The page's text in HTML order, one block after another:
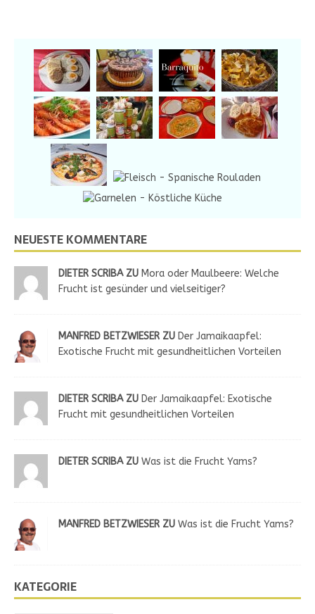
NEUESTE KOMMENTARE
DIETER SCRIBA ZU Mora oder Maulbeere: Welche
Frucht ist gesünder und vielseitiger?
MANFRED BETZWIESER ZU Der Jamaikaapfel:
Exotische Frucht mit gesundheitlichen Vorteilen
DIETER SCRIBA ZU Der Jamaikaapfel: Exotische
Frucht mit gesundheitlichen Vorteilen
DIETER SCRIBA ZU Was ist die Frucht Yams?
MANFRED BETZWIESER ZU Was ist die Frucht Yams?
KATEGORIE